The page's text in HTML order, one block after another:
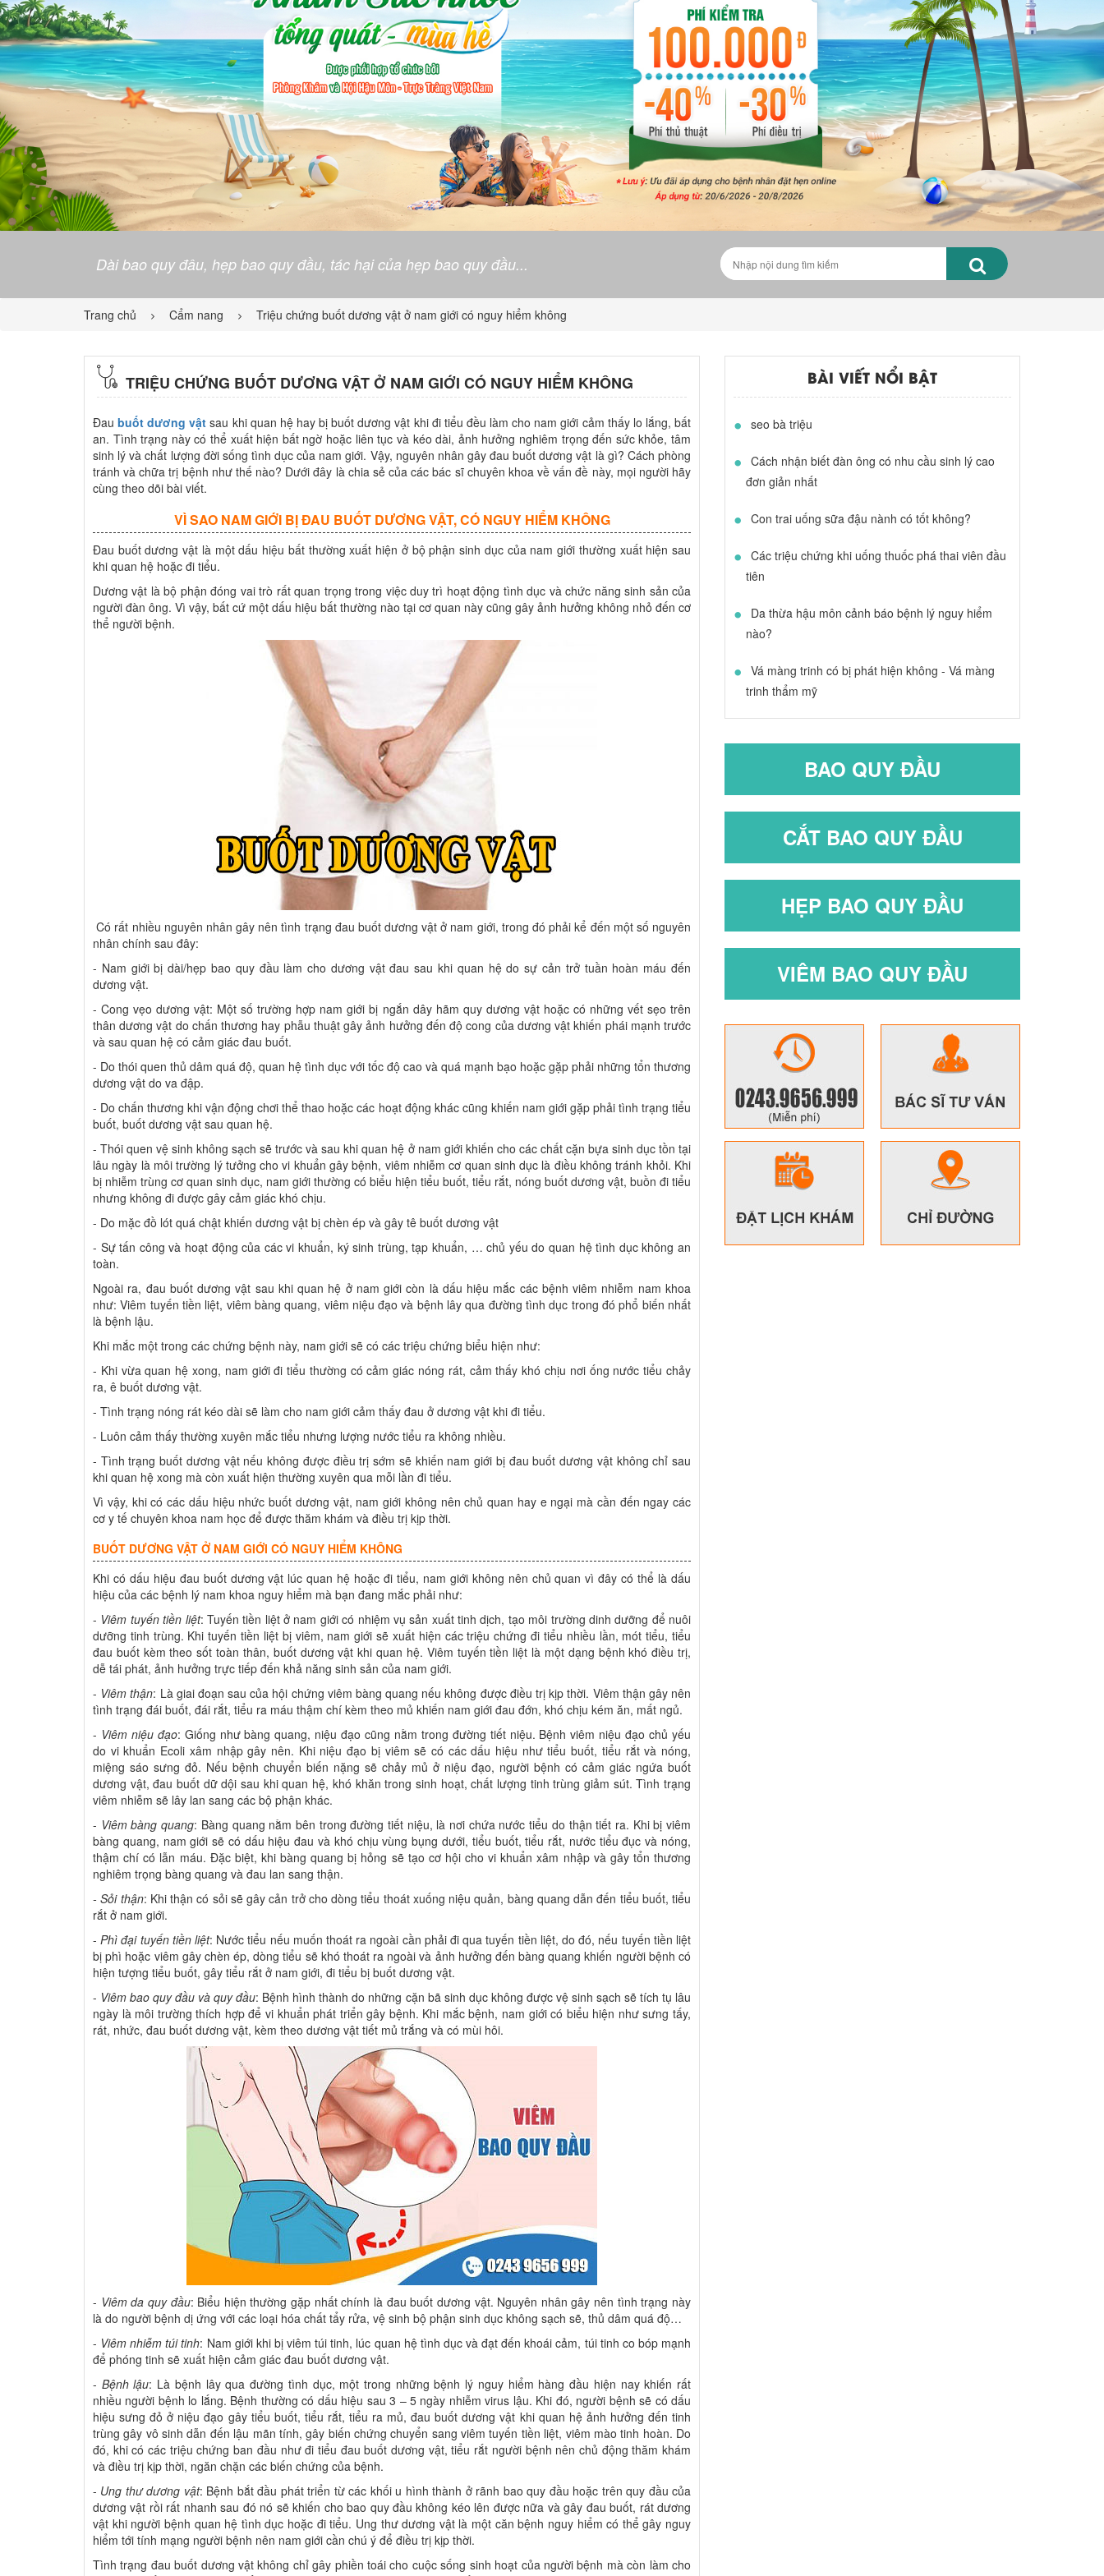
Dài bao quy đâu, hẹp bao quy đầu, tác hại của hẹp bao quy đầu...
Trang chủ Cẩm nang Triệu chứng buốt dương vật ở nam giới có nguy hiểm không
TRIỆU CHỨNG BUỐT DƯƠNG VẬT Ở NAM GIỚI CÓ NGUY HIỂM KHÔNG
Đaubuốt dương vật sau khi quan hệ hay bị buốt dương vật khi đi tiểu đều làm cho nam giới cảm thấy lo lắng, bất
an. Tình trạng này có thể xuất hiện bất ngờ hoặc liên tục và kéo dài, ảnh hưởng nghiêm trọng đến sức khỏe, tâm
sinh lý và chất lượng đời sống tình dục của nam giới. Vậy, nguyên nhân gây đau buốt dương vật là gì? Cách phòng
tránh và chữa trị bệnh như thế nào? Dưới đây là chia sẻ của các bác sĩ chuyên khoa về vấn đề này, mọi người hãy
cùng theo dõi bài viết.
VÌ SAO NAM GIỚI BỊ ĐAU BUỐT DƯƠNG VẬT, CÓ NGUY HIỂM KHÔNG
Đau buốt dương vật là một dấu hiệu bất thường xuất hiện ở bộ phận sinh dục của nam giới thường xuất hiện sau
khi quan hệ hoặc đi tiểu.
Dương vật là bộ phận đóng vai trò rất quan trọng trong việc duy trì hoạt động tình dục và chức năng sinh sản của
người đàn ông. Vì vậy, bất cứ một dấu hiệu bất thường nào tại cơ quan này cũng gây ảnh hưởng không nhỏ đến cơ
thể người bệnh.
Có rất nhiều nguyên nhân gây nên tình trạng đau buốt dương vật ở nam giới, trong đó phải kể đến một số nguyên
nhân chính sau đây:
- Nam giới bị dài/hẹp bao quy đầu làm cho dương vật đau sau khi quan hệ do sự cản trở tuần hoàn máu đến
dương vật.
- Cong vẹo dương vật: Một số trường hợp nam giới bị ngắn dây hãm quy dương vật hoặc có những vết sẹo trên
thân dương vật do chấn thương hay phẫu thuật gây ảnh hưởng đến độ cong của dương vật khiến phái mạnh trước
và sau quan hệ có cảm giác đau buốt.
- Do thói quen thủ dâm quá độ, quan hệ tình dục với tốc độ cao và quá mạnh bạo hoặc gặp phải những tổn thương
dương vật do va đập.
- Do chấn thương khi vận động chơi thể thao hoặc các hoạt động khác cũng khiến nam giới gặp phải tình trạng tiểu
buốt, buốt dương vật sau quan hệ.
- Thói quen vệ sinh không sạch sẽ trước và sau khi quan hệ ở nam giới khiến cho các chất cặn bựa sinh dục tồn tại
lâu ngày là môi trường lý tưởng cho vi khuẩn gây bệnh, viêm nhiễm cơ quan sinh dục là điều không tránh khỏi. Khi
bị nhiễm trùng cơ quan sinh dục, nam giới thường có biểu hiện tiểu buốt, tiểu rắt, nóng buốt dương vật, buồn đi tiểu
nhưng không đi được gây cảm giác khó chịu.
- Do mặc đồ lót quá chật khiến dương vật bị chèn ép và gây tê buốt dương vật
- Sự tấn công và hoạt động của các vi khuẩn, ký sinh trùng, tạp khuẩn, … chủ yếu do quan hệ tình dục không an
toàn.
Ngoài ra, đau buốt dương vật sau khi quan hệ ở nam giới còn là dấu hiệu mắc các bệnh viêm nhiễm nam khoa
như: Viêm tuyến tiền liệt, viêm bàng quang, viêm niệu đạo và bệnh lây qua đường tình dục trong đó phổ biến nhất
là bệnh lậu.
Khi mắc một trong các chứng bệnh này, nam giới sẽ có các triệu chứng biểu hiện như:
- Khi vừa quan hệ xong, nam giới đi tiểu thường có cảm giác nóng rát, cảm thấy khó chịu nơi ống nước tiểu chảy
ra, ê buốt dương vật.
- Tình trạng nóng rát kéo dài sẽ làm cho nam giới cảm thấy đau ở dương vật khi đi tiểu.
- Luôn cảm thấy thường xuyên mắc tiểu nhưng lượng nước tiểu ra không nhiều.
- Tình trạng buốt dương vật nếu không được điều trị sớm sẽ khiến nam giới bị đau buốt dương vật không chỉ sau
khi quan hệ xong mà còn xuất hiện thường xuyên qua mỗi lần đi tiểu.
Vì vậy, khi có các dấu hiệu nhức buốt dương vật, nam giới không nên chủ quan hay e ngại mà cần đến ngay các
cơ y tế chuyên khoa nam học để được thăm khám và điều trị kịp thời.
BUỐT DƯƠNG VẬT Ở NAM GIỚI CÓ NGUY HIỂM KHÔNG
Khi có dấu hiệu đau buốt dương vật lúc quan hệ hoặc đi tiểu, nam giới không nên chủ quan vì đây có thể là dấu
hiệu của các bệnh lý nam khoa nguy hiểm mà bạn đang mắc phải như:
- Viêm tuyến tiền liệt: Tuyến tiền liệt ở nam giới có nhiệm vụ sản xuất tinh dịch, tạo môi trường dinh dưỡng để nuôi
dưỡng tinh trùng. Khi tuyến tiền liệt bị viêm, nam giới sẽ xuất hiện các triệu chứng đi tiểu nhiều lần, mót tiểu, tiểu
đau buốt kèm theo sốt toàn thân, buốt dương vật khi quan hệ. Viêm tuyến tiền liệt là một dạng bệnh khó điều trị,
dễ tái phát, ảnh hưởng trực tiếp đến khả năng sinh sản của nam giới.
- Viêm thận: Là giai đoạn sau của hội chứng viêm bàng quang nếu không được điều trị kịp thời. Viêm thận gây nên
tình trạng đái buốt, đái rắt, tiểu ra máu thậm chí kèm theo mủ khiến nam giới đau đớn, khó chịu kém ăn, mất ngủ.
- Viêm niệu đạo: Giống như bàng quang, niệu đạo cũng nằm trong đường tiết niệu. Bệnh viêm niệu đạo chủ yếu
do vi khuẩn Ecoli xâm nhập gây nên. Khi niệu đạo bị viêm sẽ có các dấu hiệu như tiểu buốt, tiểu rắt và nóng,
miệng sáo sưng đỏ. Nếu bệnh chuyển biến nặng sẽ chảy mủ ở niệu đạo, người bệnh có cảm giác ngứa buốt
dương vật, đau buốt dữ dội sau khi quan hệ, khó khăn trong sinh hoạt, chất lượng tinh trùng giảm sút. Tình trạng
viêm nhiễm sẽ lây lan sang các bộ phận khác.
- Viêm bàng quang: Bàng quang nằm bên trong đường tiết niệu, là nơi chứa nước tiểu do thận tiết ra. Khi bị viêm
bàng quang, nam giới sẽ có dấu hiệu đau và khó chịu vùng bụng dưới, tiểu buốt, tiểu rắt, nước tiểu đục và nóng,
thậm chí có lẫn máu. Đặc biệt, khi bàng quang bị hỏng sẽ tạo cơ hội cho vi khuẩn xâm nhập và gây tổn thương
nghiêm trọng bàng quang và đau lan sang thận.
- Sỏi thận: Khi thận có sỏi sẽ gây cản trở cho dòng tiểu thoát xuống niệu quản, bàng quang dẫn đến tiểu buốt, tiểu
rắt ở nam giới.
-Phì đại tuyến tiền liệt: Nước tiểu nếu muốn thoát ra ngoài cần phải đi qua tuyến tiền liệt, do đó, nếu tuyến tiền liệt
bị phì hoặc viêm gây chèn ép, dòng tiểu sẽ khó thoát ra ngoài và ảnh hưởng đến bàng quang khiến người bệnh có
hiện tượng tiểu buốt, gây tiểu rắt ở nam giới, đi tiểu bị buốt dương vật.
- Viêm bao quy đầu và quy đầu: Bệnh hình thành do những cặn bã sinh dục không được vệ sinh sạch sẽ tích tụ lâu
ngày là môi trường thích hợp để vi khuẩn phát triển gây bệnh. Khi mắc bệnh, nam giới có biểu hiện như sưng tấy,
rát, nhức, đau buốt dương vật, kèm theo dương vật tiết mủ trắng và có mùi hôi.
- Viêm da quy đầu: Biểu hiện thường gặp nhất chính là đau buốt dương vật. Nguyên nhân gây nên tình trạng này
là do người bệnh dị ứng với các loại hóa chất tẩy rửa, vệ sinh bộ phận sinh dục không sạch sẽ, thủ dâm quá độ…
- Viêm nhiễm túi tinh: Nam giới khi bị viêm túi tinh, lúc quan hệ tình dục và đạt đến khoái cảm, túi tinh co bóp mạnh
để phóng tinh sẽ xuất hiện cảm giác đau buốt dương vật.
- Bệnh lậu: Là bệnh lây qua đường tình dục, một trong những bệnh lý nguy hiểm hàng đầu hiện nay khiến rất
nhiều người bệnh lo lắng. Bệnh thường có dấu hiệu sau 3 – 5 ngày nhiễm virus lậu. Khi đó, người bệnh sẽ có dấu
hiệu sưng đỏ ở niệu đạo gây tiểu buốt, tiểu rắt, tiểu ra mủ, đau buốt dương vật khi quan hệ ảnh hưởng đến tinh
trùng gây vô sinh dẫn đến lậu mãn tính, gây biến chứng chuyển sang viêm tuyến tiền liệt, viêm mào tinh hoàn. Do
đó, khi có các triệu chứng ban đầu như đi tiểu đau buốt dương vật, tiểu rắt người bệnh nên chủ động thăm khám
và điều trị kịp thời, ngăn chặn các biến chứng của bệnh.
- Ung thư dương vật: Bệnh bắt đầu phát triển từ các khối u hình thành ở rãnh bao quy đầu hoặc trên quy đầu của
dương vật rồi rất nhanh sau đó nó sẽ khiến cho bao quy đầu không kéo lên được nữa và gây đau buốt, rát dương
vật khi người bệnh quan hệ tình dục hoặc đi tiểu. Ung thư dương vật là một căn bệnh nguy hiểm có thể gây nguy
hiểm tới tính mạng người bệnh nên nam giới cần chú ý để điều trị kịp thời.
Tình trạng đau buốt dương vật không chỉ gây phiền toái cho cuộc sống sinh hoạt của người bệnh mà còn làm cho
BÀI VIẾT NỔI BẬT
seo bà triệu
Cách nhận biết đàn ông có nhu cầu sinh lý cao
đơn giản nhất
Con trai uống sữa đậu nành có tốt không?
Các triệu chứng khi uống thuốc phá thai viên đầu
tiên
Da thừa hậu môn cảnh báo bệnh lý nguy hiểm
nào?
Vá màng trinh có bị phát hiện không - Vá màng
trinh thẩm mỹ
BAO QUY ĐẦU
CẮT BAO QUY ĐẦU
HẸP BAO QUY ĐẦU
VIÊM BAO QUY ĐẦU